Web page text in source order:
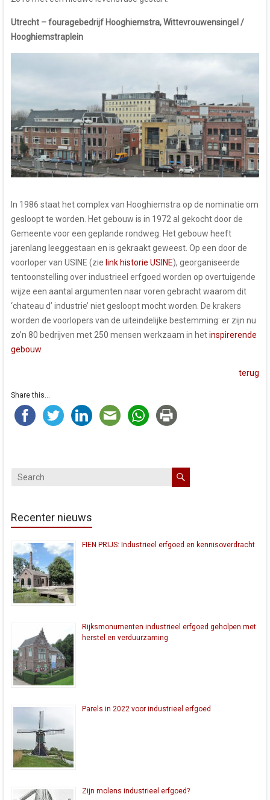
Utrecht – fouragebedrijf Hooghiemstra, Wittevrouwensingel /
Hooghiemstraplein
In 1986 staat het complex van Hooghiemstra op de nominatie om
gesloopt te worden. Het gebouw is in 1972 al gekocht door de
Gemeente voor een geplande rondweg. Het gebouw heeft
jarenlang leeggestaan en is gekraakt geweest. Op een door de
voorloper van USINE (zie link historie USINE), georganiseerde
tentoonstelling over industrieel erfgoed worden op overtuigende
wijze een aantal argumenten naar voren gebracht waarom dit
‘chateau d’ industrie’ niet gesloopt mocht worden. De krakers
worden de voorlopers van de uiteindelijke bestemming: er zijn nu
zo’n 80 bedrijven met 250 mensen werkzaam in hetinspirerende
gebouw.
terug
Share this...
Recenter nieuws
FIEN PRIJS: Industrieel erfgoed en kennisoverdracht
Rijksmonumenten industrieel erfgoed geholpen met
herstel en verduurzaming
Parels in 2022 voor industrieel erfgoed
Zijn molens industrieel erfgoed?